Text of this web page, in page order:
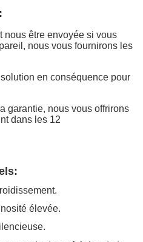
nous être envoyée si vous
nous vous fournirons les
en conséquence pour
garantie, nous vous offrirons
dans les 12
élevée.